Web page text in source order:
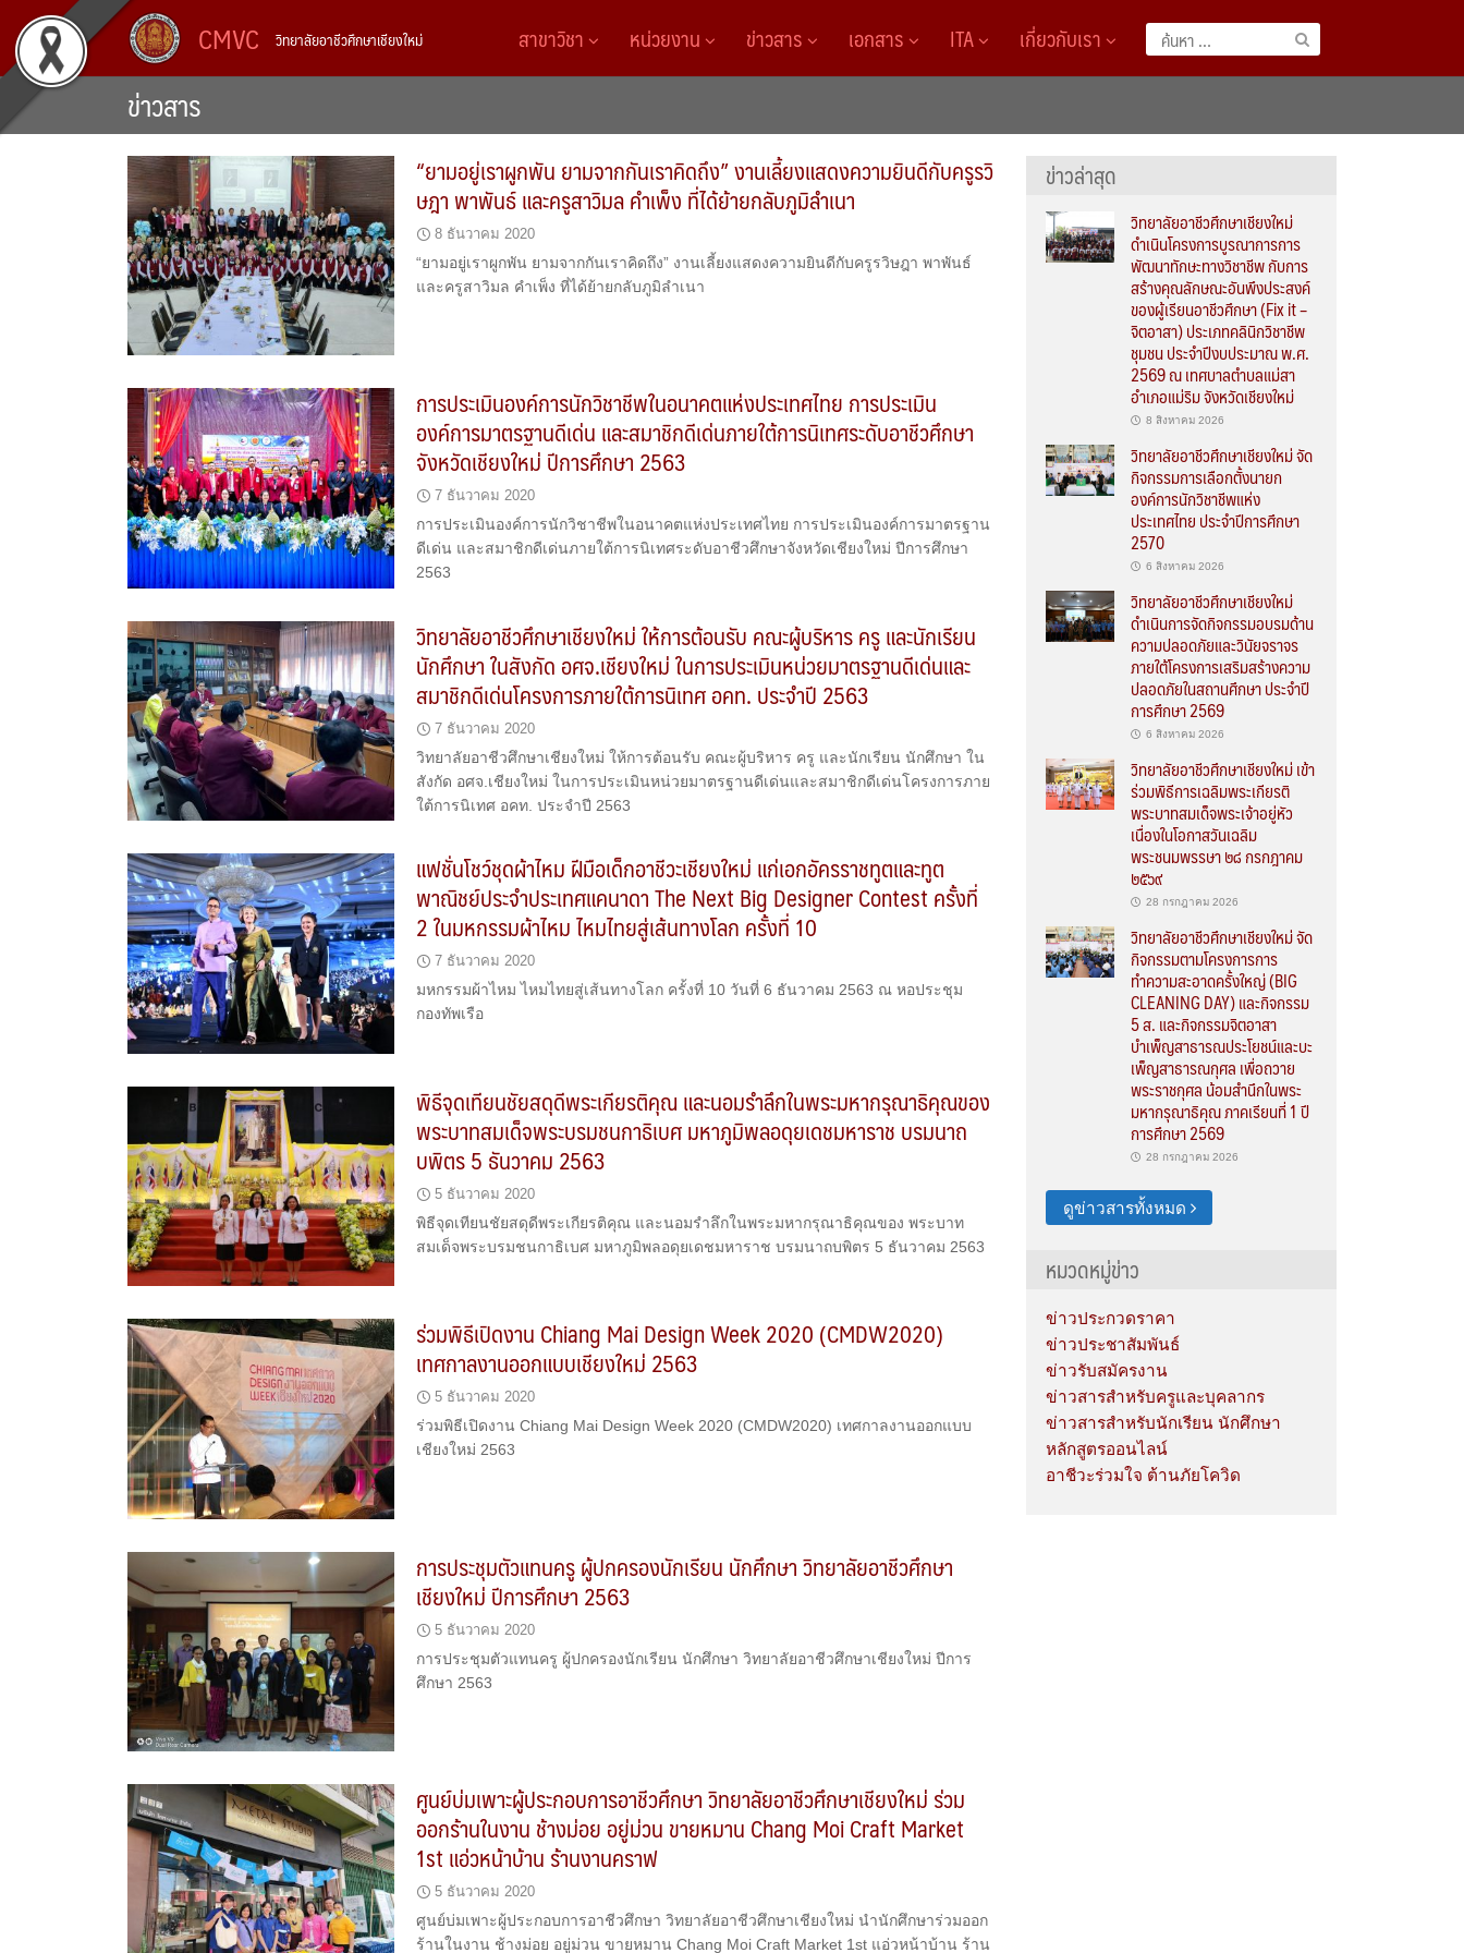
content
CMVC วิทยาลัยอาชีวศึกษาเชียงใหม่
ค้นหา
สำหรับ:
สาขาวิชา หน่วยงาน ข่าวสาร เอกสาร ITA เกี่ยวกับเรา
ข่าวสาร
“ยามอยู่เราผูกพัน ยามจากกันเราคิดถึง” งานเลี้ยงแสดงความยินดีกับครูรวิ
ษฎา พาพันธ์ และครูสาวิมล คำเพ็ง ที่ได้ย้ายกลับภูมิลำเนา
8 ธันวาคม 2020
“ยามอยู่เราผูกพัน ยามจากกันเราคิดถึง” งานเลี้ยงแสดงความยินดีกับครูรวิษฎา พาพันธ์
และครูสาวิมล คำเพ็ง ที่ได้ย้ายกลับภูมิลำเนา
การประเมินองค์การนักวิชาชีพในอนาคตแห่งประเทศไทย การประเมิน
องค์การมาตรฐานดีเด่น และสมาชิกดีเด่นภายใต้การนิเทศระดับอาชีวศึกษา
จังหวัดเชียงใหม่ ปีการศึกษา 2563
7 ธันวาคม 2020
การประเมินองค์การนักวิชาชีพในอนาคตแห่งประเทศไทย การประเมินองค์การมาตรฐาน
ดีเด่น และสมาชิกดีเด่นภายใต้การนิเทศระดับอาชีวศึกษาจังหวัดเชียงใหม่ ปีการศึกษา
2563
วิทยาลัยอาชีวศึกษาเชียงใหม่ ให้การต้อนรับ คณะผู้บริหาร ครู และนักเรียน
นักศึกษา ในสังกัด อศจ.เชียงใหม่ ในการประเมินหน่วยมาตรฐานดีเด่นและ
สมาชิกดีเด่นโครงการภายใต้การนิเทศ อคท. ประจำปี 2563
7 ธันวาคม 2020
วิทยาลัยอาชีวศึกษาเชียงใหม่ ให้การต้อนรับ คณะผู้บริหาร ครู และนักเรียน นักศึกษา ใน
สังกัด อศจ.เชียงใหม่ ในการประเมินหน่วยมาตรฐานดีเด่นและสมาชิกดีเด่นโครงการภาย
ใต้การนิเทศ อคท. ประจำปี 2563
แฟชั่นโชว์ชุดผ้าไหม ฝีมือเด็กอาชีวะเชียงใหม่ แก่เอกอัครราชทูตและทูต
พาณิชย์ประจำประเทศแคนาดา The Next Big Designer Contest ครั้งที่
2 ในมหกรรมผ้าไหม ไหมไทยสู่เส้นทางโลก ครั้งที่ 10
7 ธันวาคม 2020
มหกรรมผ้าไหม ไหมไทยสู่เส้นทางโลก ครั้งที่ 10 วันที่ 6 ธันวาคม 2563 ณ หอประชุม
กองทัพเรือ
พิธีจุดเทียนชัยสดุดีพระเกียรติคุณ และนอมรำลึกในพระมหากรุณาธิคุณของ
พระบาทสมเด็จพระบรมชนกาธิเบศ มหาภูมิพลอดุยเดชมหาราช บรมนาถ
บพิตร 5 ธันวาคม 2563
5 ธันวาคม 2020
พิธีจุดเทียนชัยสดุดีพระเกียรติคุณ และนอมรำลึกในพระมหากรุณาธิคุณของ พระบาท
สมเด็จพระบรมชนกาธิเบศ มหาภูมิพลอดุยเดชมหาราช บรมนาถบพิตร 5 ธันวาคม 2563
ร่วมพิธีเปิดงาน Chiang Mai Design Week 2020 (CMDW2020)
เทศกาลงานออกแบบเชียงใหม่ 2563
5 ธันวาคม 2020
ร่วมพิธีเปิดงาน Chiang Mai Design Week 2020 (CMDW2020) เทศกาลงานออกแบบ
เชียงใหม่ 2563
การประชุมตัวแทนครู ผู้ปกครองนักเรียน นักศึกษา วิทยาลัยอาชีวศึกษา
เชียงใหม่ ปีการศึกษา 2563
5 ธันวาคม 2020
การประชุมตัวแทนครู ผู้ปกครองนักเรียน นักศึกษา วิทยาลัยอาชีวศึกษาเชียงใหม่ ปีการ
ศึกษา 2563
ศูนย์บ่มเพาะผู้ประกอบการอาชีวศึกษา วิทยาลัยอาชีวศึกษาเชียงใหม่ ร่วม
ออกร้านในงาน ช้างม่อย อยู่ม่วน ขายหมาน Chang Moi Craft Market
1st แอ่วหน้าบ้าน ร้านงานคราฟ
5 ธันวาคม 2020
ศูนย์บ่มเพาะผู้ประกอบการอาชีวศึกษา วิทยาลัยอาชีวศึกษาเชียงใหม่ นำนักศึกษาร่วมออก
ร้านในงาน ช้างม่อย อยู่ม่วน ขายหมาน Chang Moi Craft Market 1st แอ่วหน้าบ้าน ร้าน
ข่าวล่าสุด
วิทยาลัยอาชีวศึกษาเชียงใหม่
ดำเนินโครงการบูรณาการการ
พัฒนาทักษะทางวิชาชีพ กับการ
สร้างคุณลักษณะอันพึงประสงค์
ของผู้เรียนอาชีวศึกษา (Fix it –
จิตอาสา) ประเภทคลินิกวิชาชีพ
ชุมชน ประจำปีงบประมาณ พ.ศ.
2569 ณ เทศบาลตำบลแม่สา
อำเภอแม่ริม จังหวัดเชียงใหม่
8 สิงหาคม 2026
วิทยาลัยอาชีวศึกษาเชียงใหม่ จัด
กิจกรรมการเลือกตั้งนายก
องค์การนักวิชาชีพแห่ง
ประเทศไทย ประจำปีการศึกษา
2570
6 สิงหาคม 2026
วิทยาลัยอาชีวศึกษาเชียงใหม่
ดำเนินการจัดกิจกรรมอบรมด้าน
ความปลอดภัยและวินัยจราจร
ภายใต้โครงการเสริมสร้างความ
ปลอดภัยในสถานศึกษา ประจำปี
การศึกษา 2569
6 สิงหาคม 2026
วิทยาลัยอาชีวศึกษาเชียงใหม่ เข้า
ร่วมพิธีการเฉลิมพระเกียรติ
พระบาทสมเด็จพระเจ้าอยู่หัว
เนื่องในโอกาสวันเฉลิม
พระชนมพรรษา ๒๘ กรกฎาคม
๒๕๖๙
28 กรกฎาคม 2026
วิทยาลัยอาชีวศึกษาเชียงใหม่ จัด
กิจกรรมตามโครงการการ
ทำความสะอาดครั้งใหญ่ (BIG
CLEANING DAY) และกิจกรรม
5 ส. และกิจกรรมจิตอาสา
บำเพ็ญสาธารณประโยชน์และบะ
เพ็ญสาธารณกุศล เพื่อถวาย
พระราชกุศล น้อมสำนึกในพระ
มหากรุณาธิคุณ ภาคเรียนที่ 1 ปี
การศึกษา 2569
28 กรกฎาคม 2026
ดูข่าวสารทั้งหมด
หมวดหมู่ข่าว
ข่าวประกวดราคา
ข่าวประชาสัมพันธ์
ข่าวรับสมัครงาน
ข่าวสารสำหรับครูและบุคลากร
ข่าวสารสำหรับนักเรียน นักศึกษา
หลักสูตรออนไลน์
อาชีวะร่วมใจ ต้านภัยโควิด